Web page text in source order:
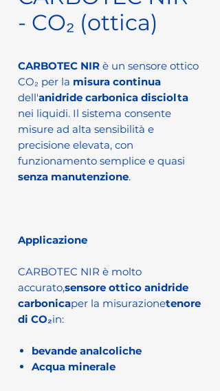
- CO₂ (ottica)
CARBOTEC NIR è un sensore ottico
CO₂ per la misura continua
dell'anidride carbonica disciolta
nei liquidi. Il sistema consente
misure ad alta sensibilità e
precisione elevata, con
funzionamento semplice e quasi
senza manutenzione.
Applicazione
CARBOTEC NIR è molto
accurato,sensore ottico anidride
carbonicaper la misurazionetenore
di CO₂in:
bevande analcoliche
Acqua minerale